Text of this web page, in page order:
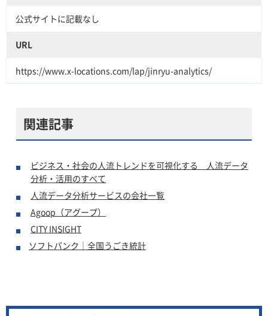
公式サイトに記載なし
URL
https://www.x-locations.com/lap/jinryu-analytics/
関連記事
ビジネス・社会の人流トレンドを可視化する 人流データ
分析・活用のすべて
人流データ分析サービスの会社一覧
Agoop（アグープ）
CITY INSIGHT
ソフトバンク｜全国うごき統計